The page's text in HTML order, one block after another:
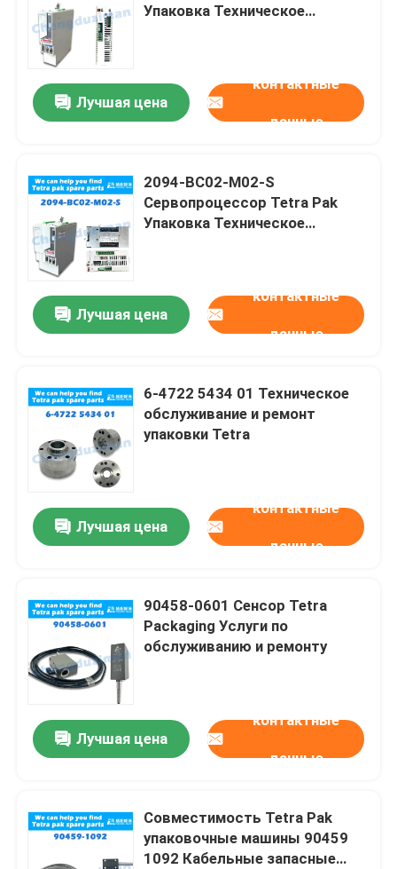
Упаковка Техническое
Лучшая цена
контактные
данные
2094-BC02-M02-S
Сервопроцессор Tetra Pak
Упаковка Техническое
Лучшая цена
контактные
данные
6-4722 5434 01 Техническое
обслуживание и ремонт
упаковки Tetra
Лучшая цена
контактные
данные
90458-0601 Сенсор Tetra
Packaging Услуги по
обслуживанию и ремонту
Лучшая цена
контактные
данные
Совместимость Tetra Pak
упаковочные машины 90459
1092 Кабельные запасные